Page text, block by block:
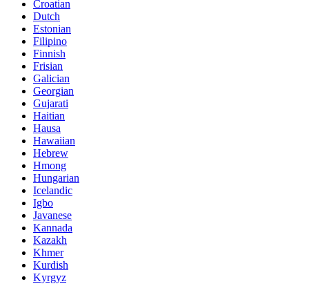
Croatian
Dutch
Estonian
Filipino
Finnish
Frisian
Galician
Georgian
Gujarati
Haitian
Hausa
Hawaiian
Hebrew
Hmong
Hungarian
Icelandic
Igbo
Javanese
Kannada
Kazakh
Khmer
Kurdish
Kyrgyz